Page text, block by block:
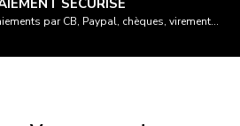
SÉCURISÉ
par CB, Paypal, chèques, virement...